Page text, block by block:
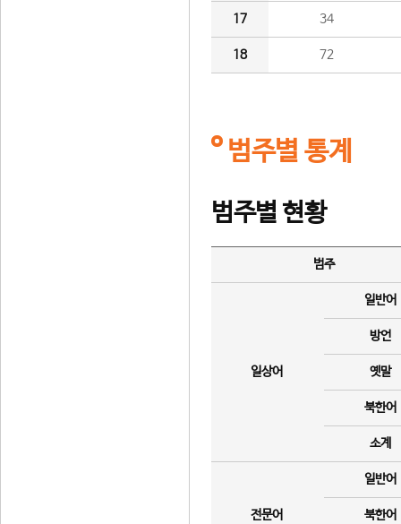
17 34
18 72
범주별 통계
범주별 현황
범주
일상어
일반어
방언
옛말
북한어
소계
전문어
일반어
북한어